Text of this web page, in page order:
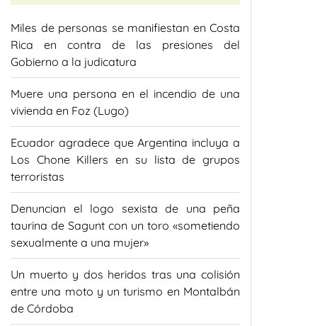
Miles de personas se manifiestan en Costa
Rica en contra de las presiones del
Gobierno a la judicatura
Muere una persona en el incendio de una
vivienda en Foz (Lugo)
Ecuador agradece que Argentina incluya a
Los Chone Killers en su lista de grupos
terroristas
Denuncian el logo sexista de una peña
taurina de Sagunt con un toro «sometiendo
sexualmente a una mujer»
Un muerto y dos heridos tras una colisión
entre una moto y un turismo en Montalbán
de Córdoba